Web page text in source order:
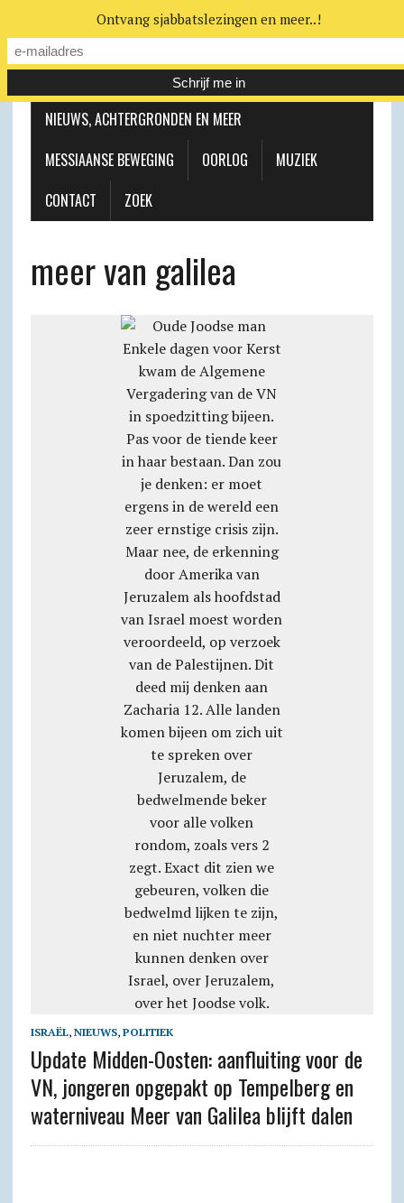
MESSIAANSE GEMEENTE
NIEUWS, ACHTERGRONDEN EN MEER
MESSIAANSE BEWEGING
OORLOG
MUZIEK
CONTACT
ZOEK
meer van galilea
ISRAËL, NIEUWS, POLITIEK
Update Midden-Oosten: aanfluiting voor de
VN, jongeren opgepakt op Tempelberg en
waterniveau Meer van Galilea blijft dalen
Ontvang sjabbatslezingen en meer..!